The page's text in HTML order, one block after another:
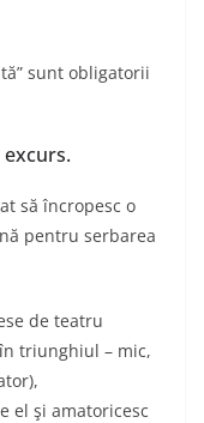
sunt obligatorii
să încropesc o
pentru serbarea
de teatru
triunghiul – mic,
el şi amatoricesc